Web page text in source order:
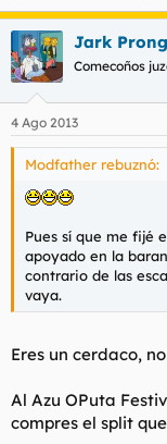
Jark
Comecoños
4 Ago 2013
Modfather rebuznó:
Pues sí que me fijé
apoyado en la
contrario de las
vaya.
Eres un cerdaco,
Al Azu OPuta
compres el split